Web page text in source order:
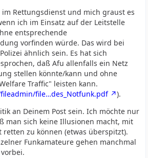
Rettungsdienst und mich graust es
ich im Einsatz auf der Leitstelle
entsprechende
vorfinden würde. Das wird bei
ähnlich sein. Es hat sich
daß Afu allenfalls ein Netz
stellen könnte/kann und ohne
Traffic" leisten kann.
file…des_Notfunk.pdf
).
an Deinem Post sein. Ich möchte nur
man sich keine Illusionen macht, mit
zu können (etwas überspitzt).
Funkamateure gehen manchmal